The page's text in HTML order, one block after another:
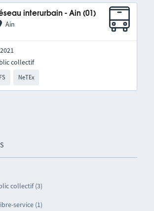
collectif (3)
service (1)
interurbain - Ain (01)
Ain
NeTEx
collectif